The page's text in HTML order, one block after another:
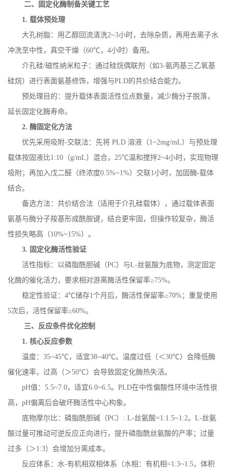
二、固定化酶制备关键工艺
1.载体预处理
大孔树脂：用乙醇回流清洗2~3小时，去除杂质，再用去离子水
冲洗至中性，真空干燥（60℃， 4小时）备用。
介孔硅/磁性纳米粒子：通过硅烷偶联剂（如3-氨丙基三乙氧基
硅烷）进行表面氨基修饰，增强与PLD的共价结合能力。
预处理目的：提升载体表面活性位点数量，减少酶分子脱落，
延长固定化酶寿命。
2. 酶固定化方法
优先采用吸附-交联法：先将 PLD 溶液（1~2mg/mL）与预处理
载体按固液比1:10 （g/mL）混合， 25℃温和搅拌2~4小时，实现物理
吸附；再加入戊二醛（终浓度0.5%~1%）交联1小时，加固酶-载体
结合。
备选方法：共价结合法（适用于介孔硅载体），通过载体表面
氨基与酶分子羧基形成酰胺键，结合更牢固，但操作较复杂，酶活
性损失略高（10%~15%）。
3. 固定化酶活性验证
活性指标：以磷脂酰胆碱（PC）与L-丝氨酸为底物，测定固定
化酶的催化活力，要求相对游离酶活性保留率≥75%。
稳定性验证： 4℃储存1个月后，酶活性保留率≥70%；重复使用
5次后，活性保留率≥60%。
三、反应条件优化控制
1.核心反应参数
温度： 35~45℃，适宜38~40℃。温度过低（＜30℃）会降低酶
催化速率，过高（＞50℃）会导致固定化酶热失活。
pH值： 5.5~7.0，适宜6.0~6.5。 PLD在中性偏酸性环境中活性很
高， pH偏离后会破坏酶活性中心构象。
底物摩尔比：磷脂酰胆碱（PC） : L-丝氨酸=1:1.5~1:2。 L-丝氨
酸过量可推动可逆反应正向进行，提升磷脂酰丝氨酸的产率；过量
过多（＞1:3）会增加分离成本。
反应体系：水-有机相双相体系（水相：有机相=1:3~1:5，体积